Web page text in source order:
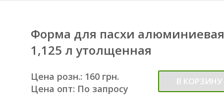
Форма для пасхи алюминиевая
1,125 л утолщенная
Цена розн.: 160 грн.
Цена опт: По запросу
В КОРЗИНУ